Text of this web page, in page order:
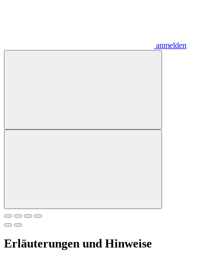
anmelden
Erläuterungen und Hinweise